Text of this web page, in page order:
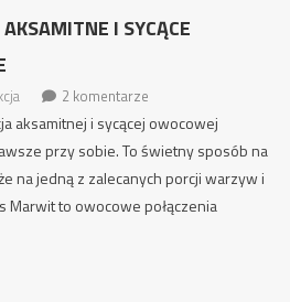
I SYCĄCE
2 komentarze
aksamitnej i sycącej owocowej
przy sobie. To świetny sposób na
na jedną z zalecanych porcji warzyw i
to owocowe połączenia